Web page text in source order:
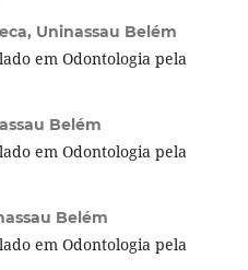
Uninassau Belém
em Odontologia pela
Belém
em Odontologia pela
Belém
em Odontologia pela